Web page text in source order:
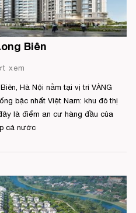
Biên
xem
Hà Nội nằm tại vị trí VÀNG
bậc nhất Việt Nam: khu đô thị
là điểm an cư hàng đầu của
cả nước